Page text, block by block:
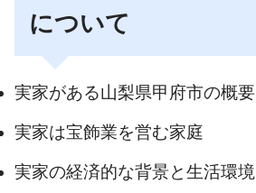
について
実家がある山梨県甲府市の概要
実家は宝飾業を営む家庭
実家の経済的な背景と生活環境